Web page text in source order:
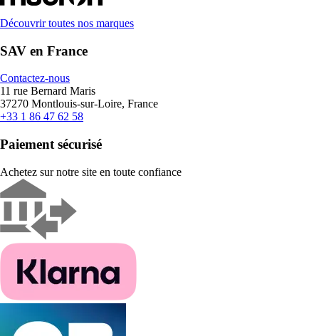
Découvrir toutes nos marques
SAV en France
Contactez-nous
11 rue Bernard Maris
37270 Montlouis-sur-Loire, France
+33 1 86 47 62 58
Paiement sécurisé
Achetez sur notre site en toute confiance